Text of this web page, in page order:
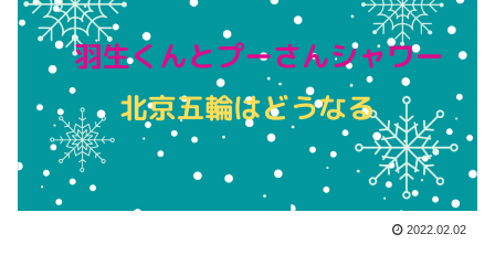
2022.02.02